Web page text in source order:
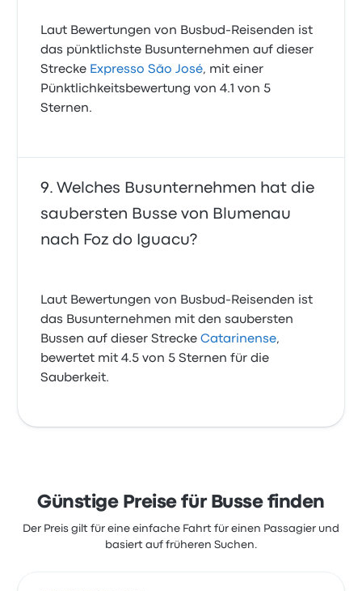
Laut Bewertungen von Busbud-Reisenden ist
das pünktlichste Busunternehmen auf dieser
Strecke Expresso São José, mit einer
Pünktlichkeitsbewertung von 4.1 von 5
Sternen.
Welches Busunternehmen hat die
saubersten Busse von Blumenau
nach Foz do Iguacu?
Laut Bewertungen von Busbud-Reisenden ist
das Busunternehmen mit den saubersten
Bussen auf dieser StreckeCatarinense,
bewertet mit 4.5 von 5 Sternen für die
Sauberkeit.
Günstige Preise für Busse finden
Der Preis gilt für eine einfache Fahrt für einen Passagier und
basiert auf früheren Suchen.